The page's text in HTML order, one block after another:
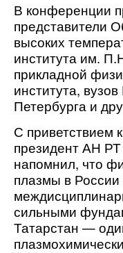
В конференции
представители
высоких
института им.
прикладной
института,
Петербурга и
С приветствием
президент АН
напомнил, что
плазмы в
сильными
Татарстан —